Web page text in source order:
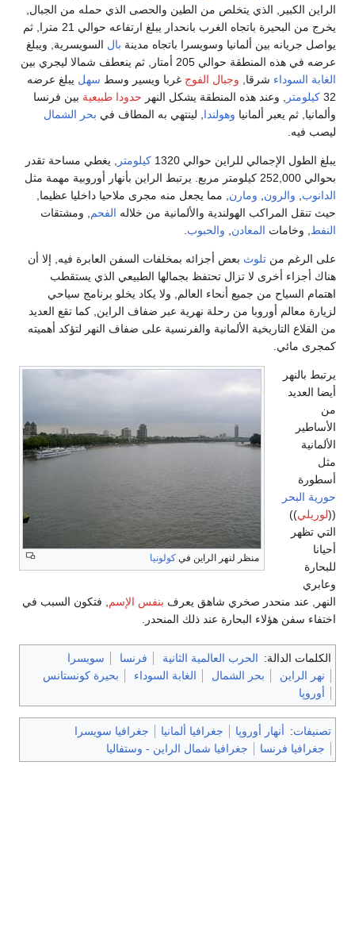
الراين الكبير, الذي يتخلص من الطين والحصى الذي حمله من الجبال,
يخرج من البحيرة باتجاه الغرب بانحدار يبلغ ارتفاعه حوالي 21 مترا, ثم
يواصل جريانه بين ألمانيا وسويسرا باتجاه مدينة بال السويسرية, ويبلغ
عرضه في هذه المنطقة حوالي 205 أمتار, ثم ينعطف شمالا ليجري بين
الغابة السوداء شرقا, وجبال الفوج غربا ويسير وسط سهل يبلغ عرضه
32 كيلومتر , وعند هذه المنطقة يشكل النهر حدودا طبيعية بين فرنسا
وألمانيا, ثم يعبر ألمانيا وهولندا , لينتهي به المطاف في بحر الشمال
ليصب فيه.
يبلغ الطول الإجمالي للراين حوالي 1320 كيلومتر
, يغطي مساحة تقدر
بحوالي 252,000 كيلومتر مربع. يرتبط الراين بأنهار أوروبية مهمة مثل
الدانوب
والرون ومارن , مما يجعل منه مجرى ملاحيا داخليا عظيما,
حيث تنقل المراكب الهولندية والألمانية من خلاله الفحم
, ومشتقات
النفط , وخامات المعادن والحبوب
على الرغم من تلوث بعض أجزائه بمخلفات السفن العابرة فيه, إلا أن
هناك أجزاء أخرى لا تزال تحتفظ بجمالها الطبيعي الذي يستقطب
اهتمام السياح من جميع أنحاء العالم, ولا يكاد يخلو برنامج سياحي
لزيارة معالم أوروبا من رحلة نهرية عبر ضفاف الراين, كما تقع العديد
من القلاع التاريخية الألمانية والفرنسية على ضفاف النهر لتؤكد أهميته
كمجرى مائي.
منظر لنهر الراين في كولونيا
يرتبط بالنهر
أيضا العديد
من
الأساطير
الألمانية
مثل
أسطورة
حورية البحر
((لوريلي))
التي تظهر
أحيانا
للبحارة
وعابري
النهر, عند منحدر صخري شاهق يعرف بنفس الإسم
, فتكون السبب في
اختفاء سفن هؤلاء البحارة عند ذلك المنحدر.
الكلمات الدالة: الحرب العالمية الثانية فرنسا
سويسرا
نهر الراين
بحر الشمال الغابة السوداء
بحيرة كونستانس
أوروپا
تصنيفات: أنهار أوروپا جغرافيا ألمانيا
جغرافيا سويسرا
جغرافيا فرنسا
جغرافيا شمال الراين - وستفاليا